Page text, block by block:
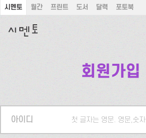
시멘토 월간 프린트 도서 달력 포토북
회원가입
아이디 첫 글자는 영문. 영문,숫